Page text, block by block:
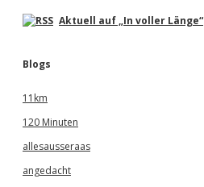
Aktuell auf „In voller Länge“
Blogs
11km
120 Minuten
allesausseraas
angedacht